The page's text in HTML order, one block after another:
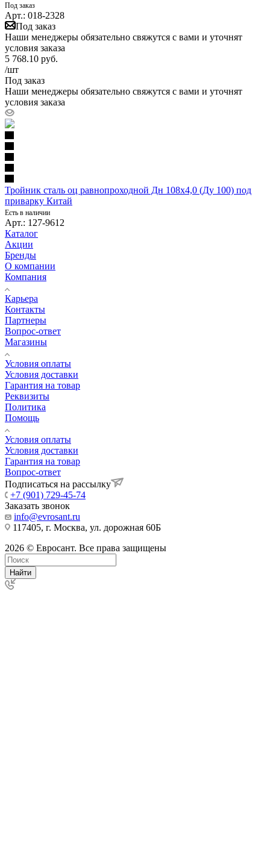
Под заказ
Арт.: 018-2328
Под заказ
Наши менеджеры обязательно свяжутся с вами и уточнят
условия заказа
5 768.10 руб.
/шт
Под заказ
Наши менеджеры обязательно свяжутся с вами и уточнят
условия заказа
Тройник сталь оц равнопроходной Дн 108х4,0 (Ду 100) под
приварку Китай
Есть в наличии
Арт.: 127-9612
Каталог
Акции
Бренды
О компании
Компания
Карьера
Контакты
Партнеры
Вопрос-ответ
Магазины
Условия оплаты
Условия доставки
Гарантия на товар
Реквизиты
Политика
Помощь
Условия оплаты
Условия доставки
Гарантия на товар
Вопрос-ответ
Подписаться на рассылку
+7 (901) 729-45-74
Заказать звонок
info@evrosant.ru
117405, г. Москва, ул. дорожная 60Б
2026 © Евросант. Все права защищены
Найти